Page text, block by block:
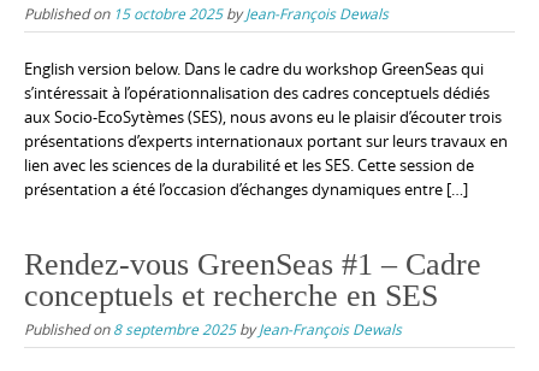
Published on 15 octobre 2025byJean-François Dewals
English version below. Dans le cadre du workshop GreenSeas qui
s’intéressait à l’opérationnalisation des cadres conceptuels dédiés
aux Socio-EcoSytèmes (SES), nous avons eu le plaisir d’écouter trois
présentations d’experts internationaux portant sur leurs travaux en
lien avec les sciences de la durabilité et les SES. Cette session de
présentation a été l’occasion d’échanges dynamiques entre […]
Rendez-vous GreenSeas #1 – Cadre
conceptuels et recherche en SES
Published on8 septembre 2025byJean-François Dewals